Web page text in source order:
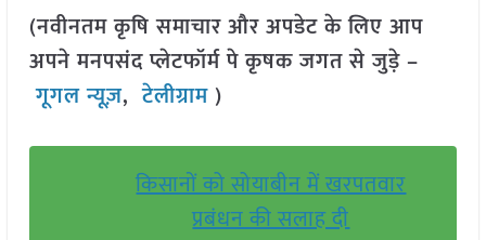
(नवीनतम कृषि समाचार और अपडेट के लिए आप
अपने मनपसंद प्लेटफॉर्म पे कृषक जगत से जुड़े –
गूगल न्यूज़,टेलीग्राम )
किसानों को सोयाबीन में खरपतवार
प्रबंधन की सलाह दी